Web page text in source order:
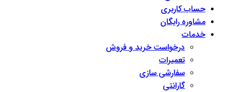
حساب کاربری
مشاوره رایگان
خدمات
درخواست خرید و فروش
تعمیرات
سفارشی سازی
گارانتی